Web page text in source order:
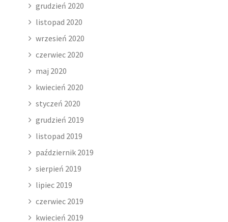
grudzień 2020
listopad 2020
wrzesień 2020
czerwiec 2020
maj 2020
kwiecień 2020
styczeń 2020
grudzień 2019
listopad 2019
październik 2019
sierpień 2019
lipiec 2019
czerwiec 2019
kwiecień 2019